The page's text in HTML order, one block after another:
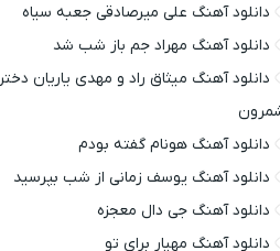
دانلود آهنگ علی میرصادقی جعبه سیاه
دانلود آهنگ مهراد جم باز شب شد
دانلود آهنگ میثاق راد و مهدی یاریان دختر
دانلود آهنگ هونام گفته بودم
دانلود آهنگ یوسف زمانی از شب بپرسید
دانلود آهنگ جی دال معجزه
دانلود آهنگ مهیار برای تو